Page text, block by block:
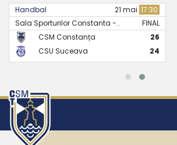
Handbal 21 mai 17:30
Sala Sporturilor Constanta -..
FINAL
CSM Constanța
26
CSU Suceava
24